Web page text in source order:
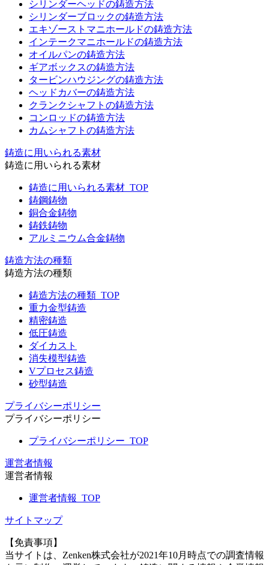
シリンダーヘッドの鋳造方法
シリンダーブロックの鋳造方法
エキゾーストマニホールドの鋳造方法
インテークマニホールドの鋳造方法
オイルパンの鋳造方法
ギアボックスの鋳造方法
タービンハウジングの鋳造方法
ヘッドカバーの鋳造方法
クランクシャフトの鋳造方法
コンロッドの鋳造方法
カムシャフトの鋳造方法
鋳造に用いられる素材
鋳造に用いられる素材
鋳造に用いられる素材_TOP
鋳鋼鋳物
銅合金鋳物
鋳鉄鋳物
アルミニウム合金鋳物
鋳造方法の種類
鋳造方法の種類
鋳造方法の種類_TOP
重力金型鋳造
精密鋳造
低圧鋳造
ダイカスト
消失模型鋳造
Vプロセス鋳造
砂型鋳造
プライバシーポリシー
プライバシーポリシー
プライバシーポリシー_TOP
運営者情報
運営者情報
運営者情報_TOP
サイトマップ
【免責事項】
当サイトは、Zenken株式会社が2021年10月時点での調査情報